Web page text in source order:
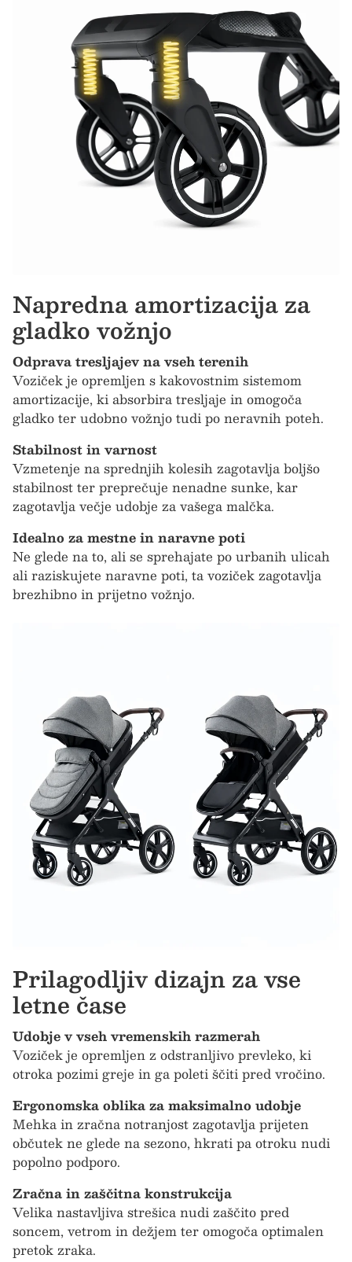
Napredna amortizacija za
gladko vožnjo
Odprava tresljajev na vseh terenih
Voziček je opremljen s kakovostnim sistemom
amortizacije, ki absorbira tresljaje in omogoča
gladko ter udobno vožnjo tudi po neravnih poteh.
Stabilnost in varnost
Vzmetenje na sprednjih kolesih zagotavlja boljšo
stabilnost ter preprečuje nenadne sunke, kar
zagotavlja večje udobje za vašega malčka.
Idealno za mestne in naravne poti
Ne glede na to, ali se sprehajate po urbanih ulicah
ali raziskujete naravne poti, ta voziček zagotavlja
brezhibno in prijetno vožnjo.
Prilagodljiv dizajn za vse
letne čase
Udobje v vseh vremenskih razmerah
Voziček je opremljen z odstranljivo prevleko, ki
otroka pozimi greje in ga poleti ščiti pred vročino.
Ergonomska oblika za maksimalno udobje
Mehka in zračna notranjost zagotavlja prijeten
občutek ne glede na sezono, hkrati pa otroku nudi
popolno podporo.
Zračna in zaščitna konstrukcija
Velika nastavljiva strešica nudi zaščito pred
soncem, vetrom in dežjem ter omogoča optimalen
pretok zraka.